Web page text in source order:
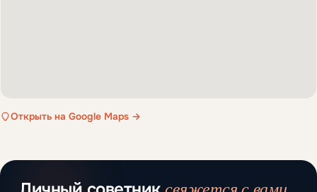
Открыть на Google Maps →